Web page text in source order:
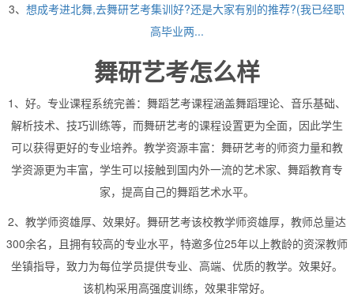
3、想成考进北舞,去舞研艺考集训好?还是大家有别的推荐?(我已经职
高毕业两...
舞研艺考怎么样
1、好。专业课程系统完善：舞蹈艺考课程涵盖舞蹈理论、音乐基础、
解析技术、技巧训练等，而舞研艺考的课程设置更为全面，因此学生
可以获得更好的专业培养。教学资源丰富：舞研艺考的师资力量和教
学资源更为丰富，学生可以接触到国内外一流的艺术家、舞蹈教育专
家，提高自己的舞蹈艺术水平。
2、教学师资雄厚、效果好。舞研艺考该校教学师资雄厚，教师总量达
300余名，且拥有较高的专业水平，特邀多位25年以上教龄的资深教师
坐镇指导，致力为每位学员提供专业、高端、优质的教学。效果好。
该机构采用高强度训练，效果非常好。